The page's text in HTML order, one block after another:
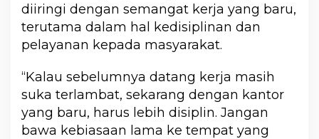
diiringi dengan semangat kerja yang baru,
terutama dalam hal kedisiplinan dan
pelayanan kepada masyarakat.
“Kalau sebelumnya datang kerja masih
suka terlambat, sekarang dengan kantor
yang baru, harus lebih disiplin. Jangan
bawa kebiasaan lama ke tempat yang